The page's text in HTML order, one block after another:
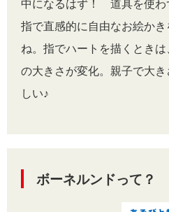
中になるはず！ 道具を使わ
指で直感的に自由なお絵か
ね。指でハートを描くとき
の大きさが変化。親子で大
しい♪
ボーネルンドって？